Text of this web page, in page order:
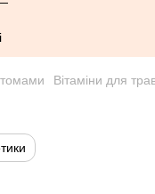
Вітаміни для